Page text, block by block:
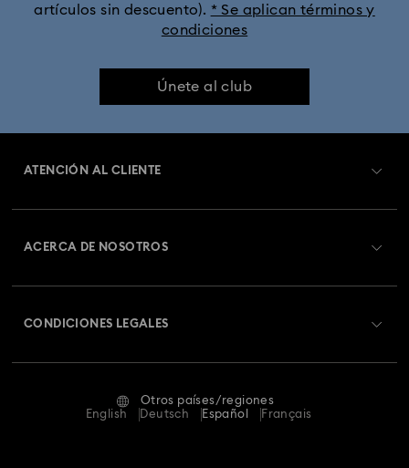
artículos sin descuento). * Se aplican términos y
condiciones
Únete al club
ATENCIÓN AL CLIENTE
Guía de tamaños
ACERCA DE NOSOTROS
CONDICIONES LEGALES
Terminos & Condiciones
Otros países/regiones
English
Deutsch Español Français